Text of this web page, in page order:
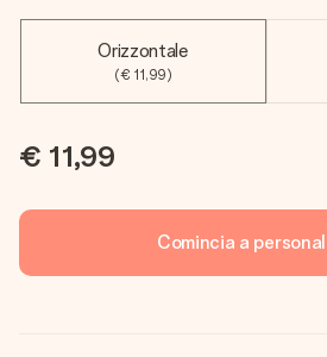
Orizzontale
(€ 11,99)
€ 11,99
Comincia a